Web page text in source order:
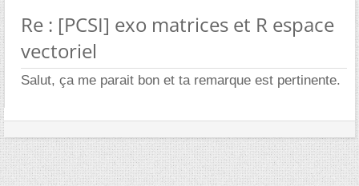
Re : [PCSI] exo matrices et R espace
vectoriel
Salut, ça me parait bon et ta remarque est pertinente.